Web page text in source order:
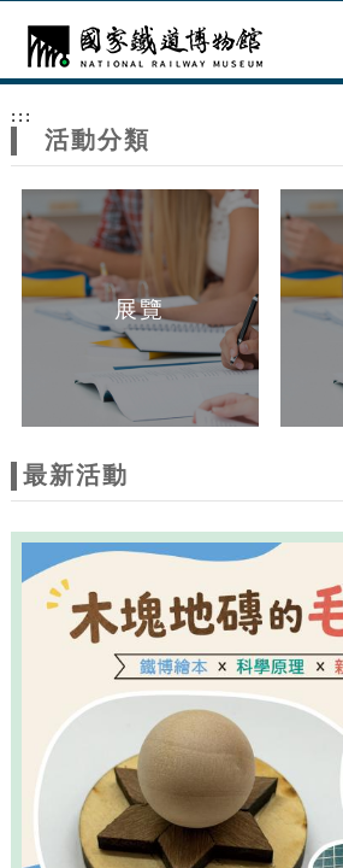
網
站
主
題
:::
活動分類
展覽
最新活動